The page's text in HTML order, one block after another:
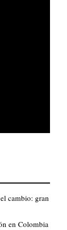
cambio: gran
en Colombia